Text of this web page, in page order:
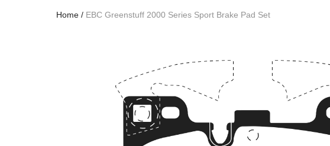
Home EBC Greenstuff 2000 Series Sport Brake Pad Set